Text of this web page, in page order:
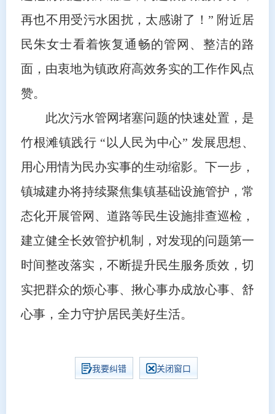
再也不用受污水困扰，太感谢了！” 附近居
民朱女士看着恢复通畅的管网、整洁的路
面，由衷地为镇政府高效务实的工作作风点
赞。
此次污水管网堵塞问题的快速处置，是
竹根滩镇践行 “以人民为中心” 发展思想、
用心用情为民办实事的生动缩影。下一步，
镇城建办将持续聚焦集镇基础设施管护，常
态化开展管网、道路等民生设施排查巡检，
建立健全长效管护机制，对发现的问题第一
时间整改落实，不断提升民生服务质效，切
实把群众的烦心事、揪心事办成放心事、舒
心事，全力守护居民美好生活。
我要纠错 关闭窗口